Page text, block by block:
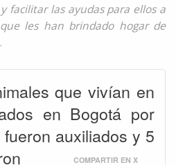
facilitar las ayudas para ellos a
les han brindado hogar de
que vivían en
en Bogotá por
auxiliados y 5
COMPARTIR EN X